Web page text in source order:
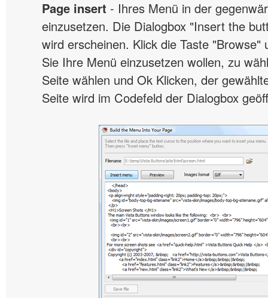
Page insert - Ihres Menü in der
einzusetzen. Die Dialogbox "Insert the
wird erscheinen. Klick die Taste "Browse"
Sie Ihre Menü einzusetzen wollen, zu
Seite wählen und Ok Klicken, der
Seite wird im Codefeld der Dialogbox